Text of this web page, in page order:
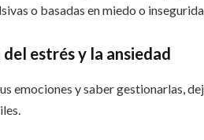
o basadas en miedo o
estrés y la ansiedad
emociones y saber gestionarlas,